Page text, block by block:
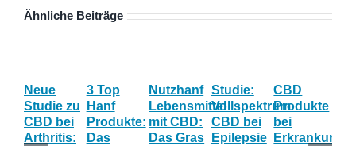
Ähnliche Beiträge
Neue
Studie zu
CBD bei
Arthritis:
3 Top
Hanf
Produkte:
Das
Nutzhanf
Lebensmittel
mit CBD:
Das Gras
Studie:
Vollspektrum
CBD bei
Epilepsie
CBD
Produkte
bei